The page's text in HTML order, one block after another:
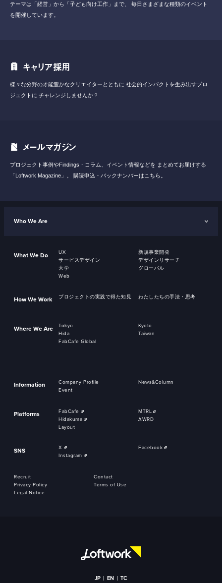
テーマは「経営」から「子ども向け工作」まで、
毎日さまざまな種類のイベント
を開催しています。
キャリア採用
様々な分野の才能豊かなクリエイターとともに 社会的インパクトを生み出すプロ
ジェクトに チャレンジしませんか？
メールマガジン
プロジェクト事例やFindings・コラム、イベント情報などを まとめてお届けする
「Loftwork Magazine」。
購読申込・バックナンバーはこちら。
Who We Are
What We Do UX
新規事業開発
サービスデザイン
デザインリサーチ
大学
グローバル
Web
How We Work プロジェクトの実践で得た知見 わたしたちの手法・思考
Where We Are Tokyo
Kyoto
Hida
Taiwan
FabCafe Global
Information Company Profile
News&Column
Event
Platforms FabCafe
MTRL
Hidakuma
AWRD
Layout
SNS X
Facebook
Instagram
Recruit
Contact
Privacy Policy
Terms of Use
Legal Notice
JP EN TC